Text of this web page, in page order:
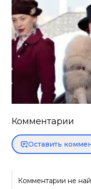
Комментарии
Оставить
Комментарии не